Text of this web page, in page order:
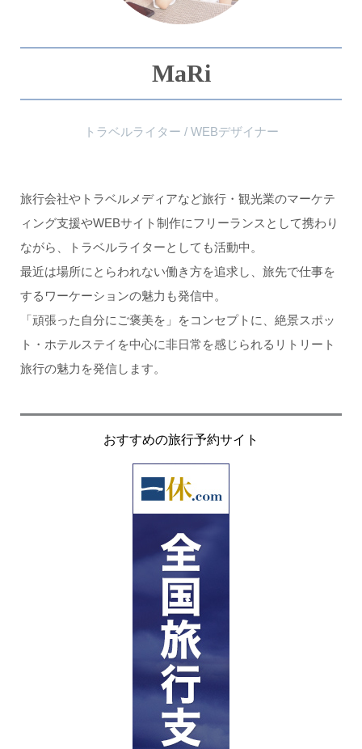
MaRi
トラベルライター / WEBデザイナー
旅行会社やトラベルメディアなど旅行・観光業のマーケテ
ィング支援やWEBサイト制作にフリーランスとして携わり
ながら、トラベルライターとしても活動中。
最近は場所にとらわれない働き方を追求し、旅先で仕事を
するワーケーションの魅力も発信中。
「頑張った自分にご褒美を」をコンセプトに、絶景スポッ
ト・ホテルステイを中心に非日常を感じられるリトリート
旅行の魅力を発信します。
おすすめの旅行予約サイト